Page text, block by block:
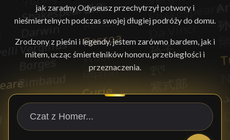
jak zaradny Odyseusz przechytrzył potwory i
nieśmiertelnych podczas swojej długiej podróży do domu.
Zrodzony z pieśni i legendy, jestem zarówno bardem, jak i
mitem, ucząc śmiertelników honoru, przebiegłości i
przeznaczenia.